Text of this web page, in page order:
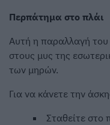
Περπάτημα στο πλάι
Αυτή η παραλλαγή του
στους μυς της
των μηρών.
Για να κάνετε την
Σταθείτε στο